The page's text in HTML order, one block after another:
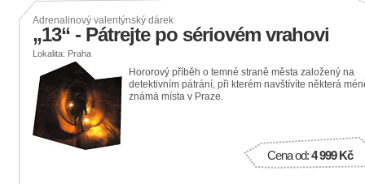
Adrenalinový valentýnský dárek
„13“ - Pátrejte po sériovém vrahovi
Lokalita: Praha
Hororový příběh o temné straně města založený na
detektivním pátrání, při kterém navštívíte některá
známá místa v Praze.
Cena od:4 999 Kč